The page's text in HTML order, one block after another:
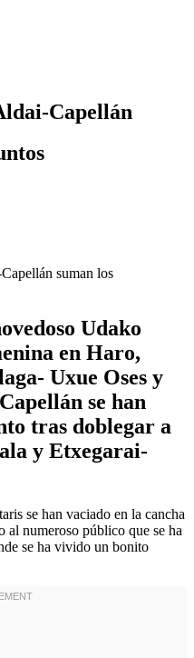
Capellán
Udako
en Haro,
Uxue Oses y
se han
tras doblegar a
y Etxegarai-
se han vaciado en la cancha
al numeroso público que se ha
se ha vivido un bonito